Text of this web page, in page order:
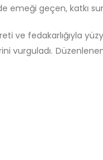
emeği geçen, katkı
ve fedakarlığıyla
vurguladı.